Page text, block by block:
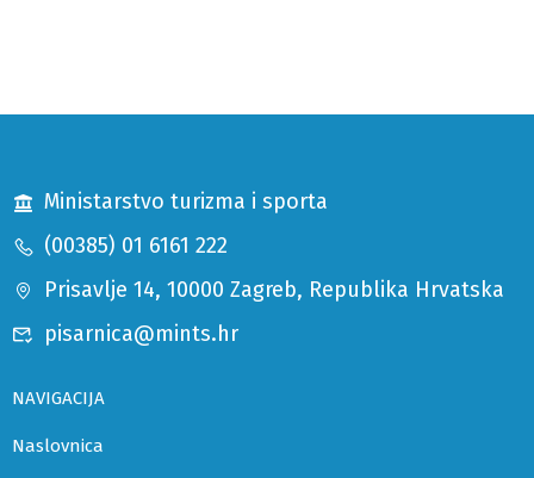
Ministarstvo turizma i sporta
(00385) 01 6161 222
Prisavlje 14, 10000 Zagreb, Republika Hrvatska
pisarnica@mints.hr
NAVIGACIJA
Naslovnica